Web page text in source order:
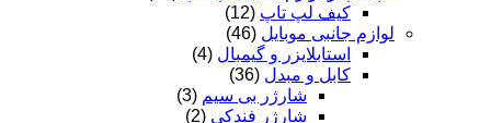
کیف لپ تاپ (12)
لوازم جانبی موبایل (46)
استابلایزر و گیمبال (4)
کابل و مبدل (36)
شارژر بی سیم (3)
شارژر فندکی (2)